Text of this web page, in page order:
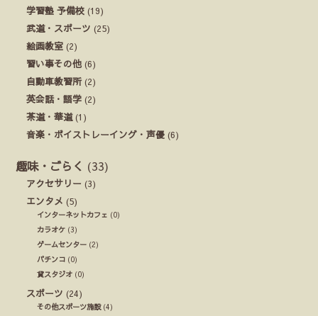
学習塾 予備校 (19)
武道・スポーツ (25)
絵画教室 (2)
習い事その他 (6)
自動車教習所(2)
英会話・語学 (2)
茶道・華道(1)
音楽・ボイストレーイング・声優 (6)
趣味・ごらく (33)
アクセサリー (3)
エンタメ (5)
インターネットカフェ (0)
カラオケ (3)
ゲームセンター (2)
パチンコ (0)
貸スタジオ (0)
スポーツ (24)
その他スポーツ施設(4)